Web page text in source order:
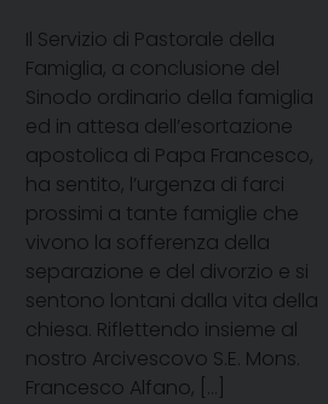
Il Servizio di Pastorale della
Famiglia, a conclusione del
Sinodo ordinario della famiglia
ed in attesa dell’esortazione
apostolica di Papa Francesco,
ha sentito, l’urgenza di farci
prossimi a tante famiglie che
vivono la sofferenza della
separazione e del divorzio e si
sentono lontani dalla vita della
chiesa. Riflettendo insieme al
nostro Arcivescovo S.E. Mons.
Francesco Alfano, […]